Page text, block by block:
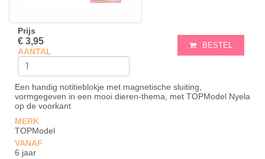
Prijs
€ 3,95
AANTAL
BESTEL
Een handig notitieblokje met magnetische sluiting,
vormgegeven in een mooi dieren-thema, met TOPModel Nyela
op de voorkant
MERK
TOPModel
VANAF
6 jaar